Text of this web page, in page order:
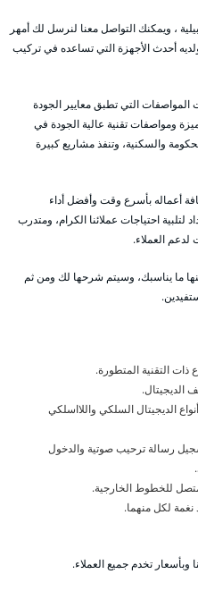
، ويمكنك التواصل معنا لنرسل لك أمهر
أحدث الأجهزة التي تساعده في تركيب
المواصفات التي تطبق معايير الجودة
ومواصفات تقنية عالية الجودة في
والسكنية، وتنفذ مشاريع كبيرة
أعماله بأسرع وقت وأفضل أداء
لتلبية احتياجات عملائنا الكرام، ومتدرب
العملاء.
ما يناسبك، وسيتم شرحها لك ومن ثم
ذات التقنية المتطورة.
الديجيتال.
الديجيتال السلكي واللااسلكي
رسالة ترحيب صوتية والدخول
للخطوط الخارجية.
نغمة لكل منهما.
تخدم جميع العملاء.